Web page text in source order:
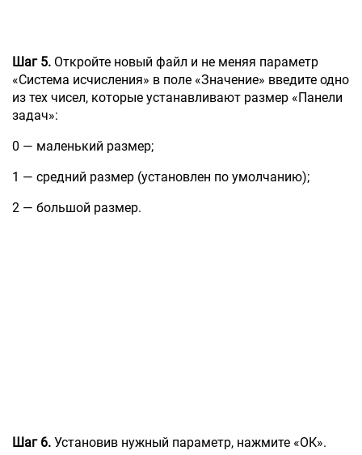
Шаг 5. Откройте новый файл и не меняя параметр
«Система исчисления» в поле «Значение» введите одно
из тех чисел, которые устанавливают размер «Панели
задач»:
0 — маленький размер;
1 — средний размер (установлен по умолчанию);
2 — большой размер.
Шаг 6. Установив нужный параметр, нажмите «ОК».